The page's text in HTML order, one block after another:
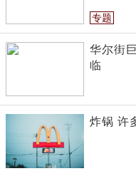
专题
华尔街
临
炸锅 许